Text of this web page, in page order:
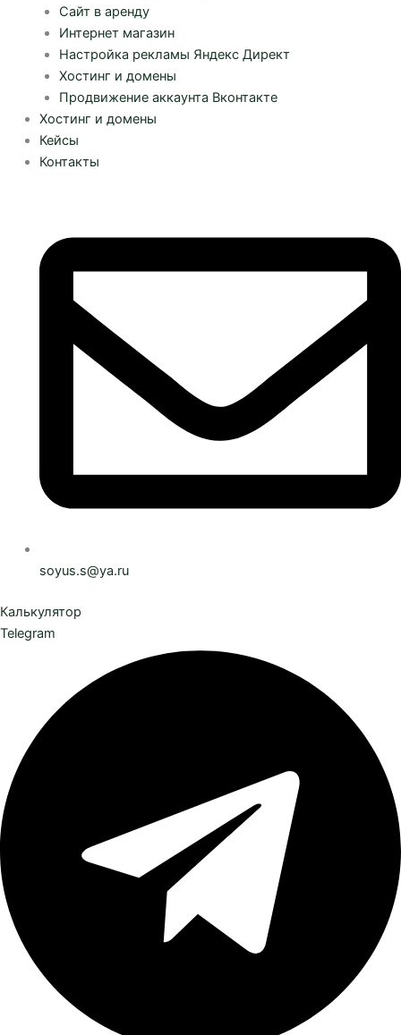
Сайт в аренду
Интернет магазин
Настройка рекламы Яндекс Директ
Хостинг и домены
Продвижение аккаунта Вконтакте
Хостинг и домены
Кейсы
Контакты
soyus.s@ya.ru
Калькулятор
Telegram